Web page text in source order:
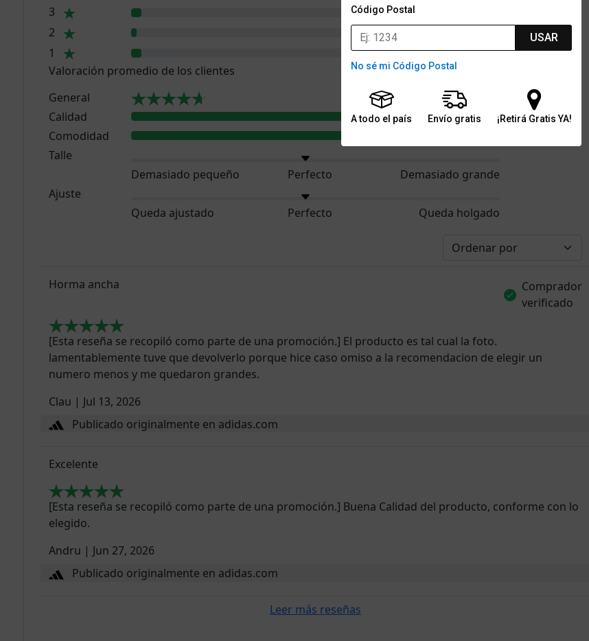
Código Postal
USAR
No sé mi Código Postal
A todo el país Envío gratis ¡Retirá Gratis YA!
3
2
1
2
Valoración promedio de los clientes
General
4.7
Calidad
4.6
Comodidad
Talle
Demasiado pequeño
Perfecto
Demasiado grande
Ajuste
Queda ajustado
Perfecto Queda holgado
Horma ancha
Comprador
verificado
[Esta reseña se recopiló como parte de una promoción.] El producto es tal cual la foto.
lamentablemente tuve que devolverlo porque hice caso omiso a la recomendacion de elegir un
numero menos y me quedaron grandes.
Clau | Jul 13, 2026
Publicado originalmente en adidas.com
Excelente
[Esta reseña se recopiló como parte de una promoción.] Buena Calidad del producto, conforme con lo
elegido.
Andru | Jun 27, 2026
Publicado originalmente en adidas.com
Leer más reseñas